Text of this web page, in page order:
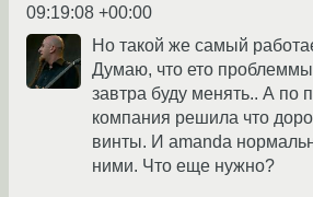
09:19:08 +00:00
Но такой же самый
Думаю, что ето
завтра буду менять.. А по
компания решила что
винты. И amanda
ними. Что еще нужно?